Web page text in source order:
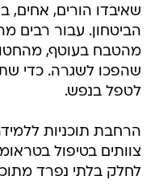
שאיבדו הורים,
הביטחון. עבור רבים
מהטבח בעוטף,
שהפכו לשגרה. כדי
לטפל בנפש.
הרחבת תוכניות
צוותים בטיפול
לחלק בלתי נפרד